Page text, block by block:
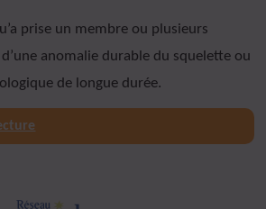
prise un membre ou plusieurs
anomalie durable du squelette ou
de longue durée.